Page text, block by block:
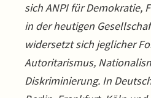
sich ANPI für Demokratie,
in der heutigen
widersetzt sich jeglicher
Autoritarismus,
Diskriminierung. In